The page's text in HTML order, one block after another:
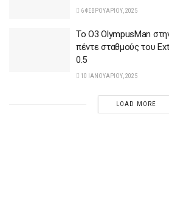
6 ΦΕΒΡΟΥΑΡΊΟΥ, 2025
To O3 OlympusMan
πέντε σταθμούς του
0.5
10 ΙΑΝΟΥΑΡΊΟΥ, 2025
LOAD MORE